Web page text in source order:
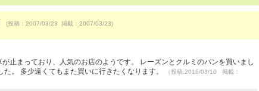
(投稿：2007/03/23 掲載：2007/03/23)
止まっており、人気のお店のようです。 レーズンとクルミのパンを買いまし
。 多少遠くてもまた買いに行きたくなります。
（投稿:2016/03/10 掲載：